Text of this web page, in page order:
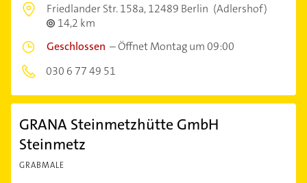
Friedlander Str. 158a,12489 Berlin (Adlershof)
14,2 km
Geschlossen –Öffnet Montag um 09:00
030 6 77 49 51
GRANA Steinmetzhütte GmbH
Steinmetz
GRABMALE